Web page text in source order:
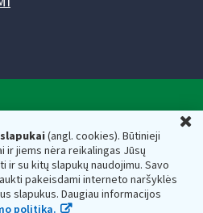
(angl. cookies). Būtinieji
ir jiems nėra reikalingas Jūsų
su kitų slapukų naudojimu. Savo
pakeisdami interneto naršyklės
slapukus. Daugiau informacijos
politika.
kodas — 188659752,
01107 Vilnius, Lietuva, el.paštas:
adresas 188659752
inspekciją prie Lietuvos